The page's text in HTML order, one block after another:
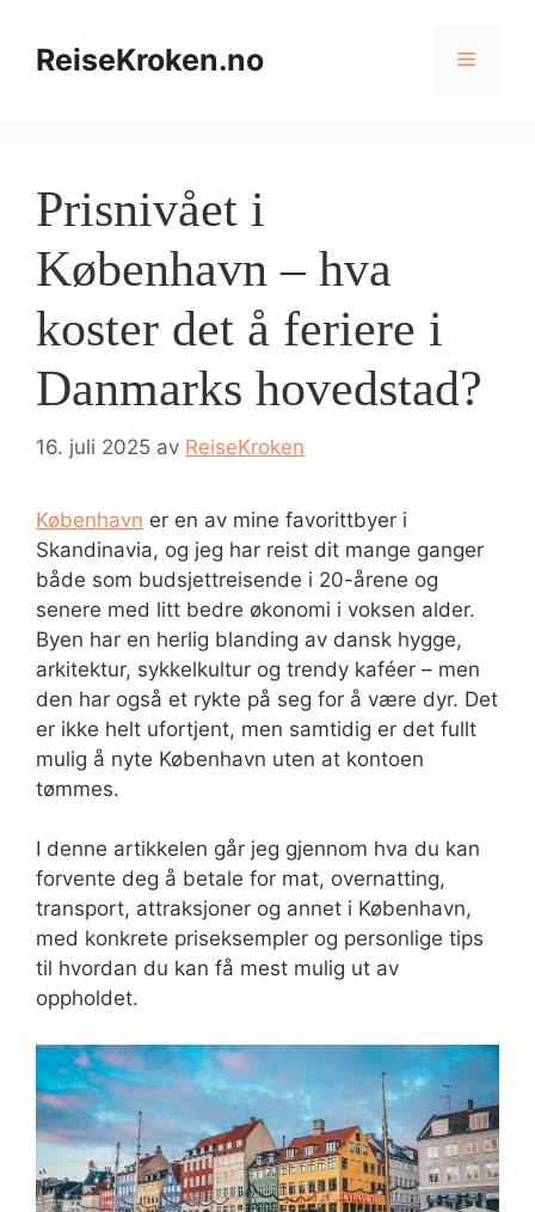
innholdReiseKroken.no Meny
Prisnivået i
København – hva
koster det å feriere i
Danmarks hovedstad?
16. juli 2025 av ReiseKroken
København er en av mine favorittbyer i
Skandinavia, og jeg har reist dit mange ganger
både som budsjettreisende i 20-årene og
senere med litt bedre økonomi i voksen alder.
Byen har en herlig blanding av dansk hygge,
arkitektur, sykkelkultur og trendy kaféer – men
den har også et rykte på seg for å være dyr. Det
er ikke helt ufortjent, men samtidig er det fullt
mulig å nyte København uten at kontoen
tømmes.
I denne artikkelen går jeg gjennom hva du kan
forvente deg å betale for mat, overnatting,
transport, attraksjoner og annet i København,
med konkrete priseksempler og personlige tips
til hvordan du kan få mest mulig ut av
oppholdet.